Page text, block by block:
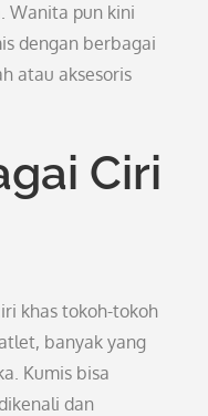
Wanita pun kini
dengan berbagai
atau aksesoris
Ciri
khas tokoh-tokoh
banyak yang
Kumis bisa
dan